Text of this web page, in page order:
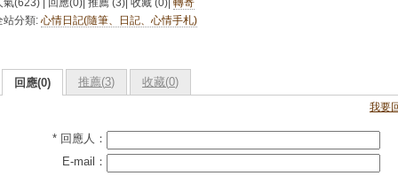
氣(623) | 回應(0)| 推薦 (3)| 收藏 (0)| 轉寄
站分類: 心情日記(隨筆、日記、心情手札)
回應(0) 推薦(3) 收藏(0)
我要
* 回應人：
E-mail：